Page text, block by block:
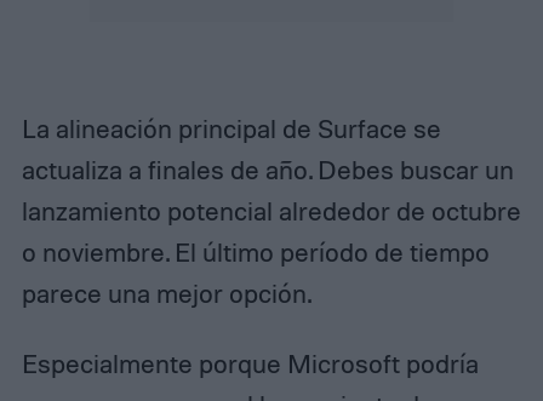
La alineación principal de Surface se
actualiza a finales de año. Debes buscar un
lanzamiento potencial alrededor de octubre
o noviembre. El último período de tiempo
parece una mejor opción.
Especialmente porque Microsoft podría